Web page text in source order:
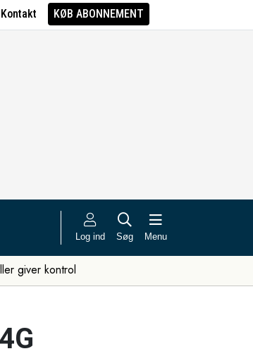
Kontakt KØB ABONNEMENT
Log ind Søg Menu
giver kontrol